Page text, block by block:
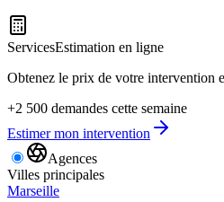
ServicesEstimation en ligne
Obtenez le prix de votre intervention
+2 500 demandes cette semaine
Estimer mon intervention
Agences
Villes principales
Marseille